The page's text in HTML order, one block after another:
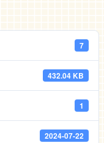
7
432.04 KB
1
2024-07-22